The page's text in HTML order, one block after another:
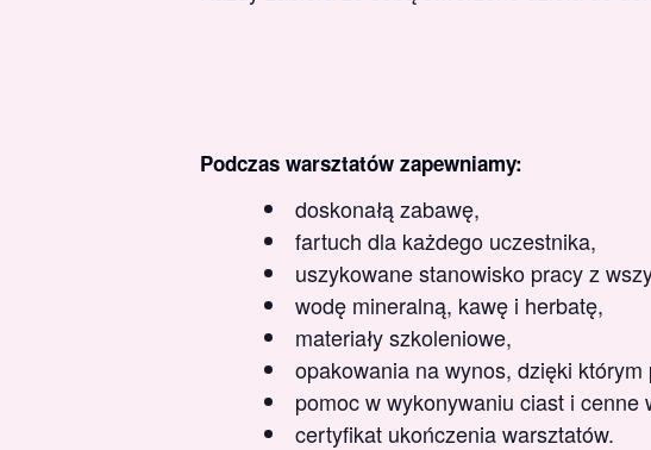
Podczas warsztatów zapewniamy:
doskonałą zabawę,
fartuch dla każdego uczestnika,
uszykowane stanowisko pracy z
wodę mineralną, kawę i herbatę,
materiały szkoleniowe,
opakowania na wynos, dzięki
pomoc w wykonywaniu ciast i cenne
certyfikat ukończenia warsztatów.